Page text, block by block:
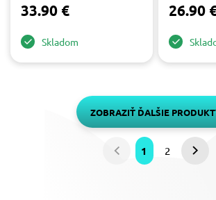
33.90 €
Skladom
26.90
ZOBRAZIŤ ĎALŠIE
Predchádzajúca
1 2